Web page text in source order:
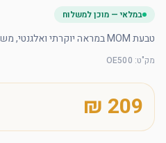
במלאי — מוכן למשלוח
טבעת MOM במראה יוקרתי ואלגנטי, משובץ זירקונים
מק"ט:
OE500